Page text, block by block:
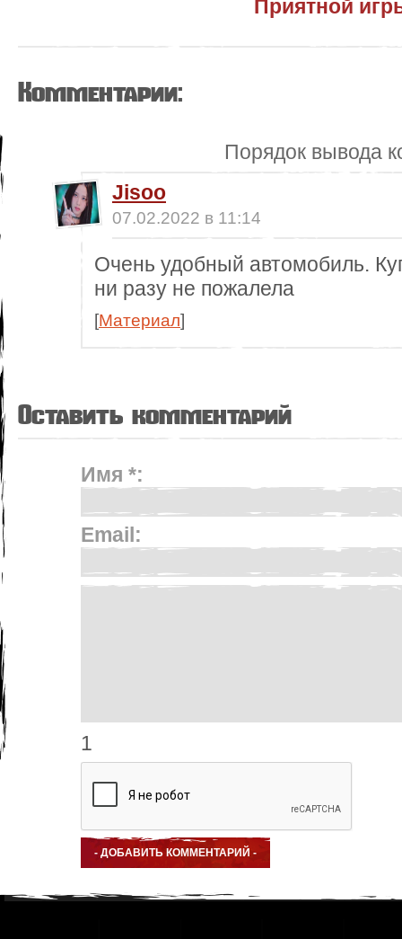
Приятной
Комментарии:
Порядок вывода
Jisoo
07.02.2022 в 11:14
Очень удобный автомобиль.
ни разу не пожалела
[Материал]
Оставить комментарий
Имя *:
Email:
1